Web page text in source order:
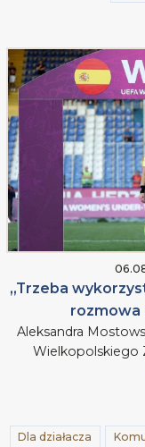
„Trzeba
rozmowa
Aleksandra
Wielkopolskiego
Dla działacza